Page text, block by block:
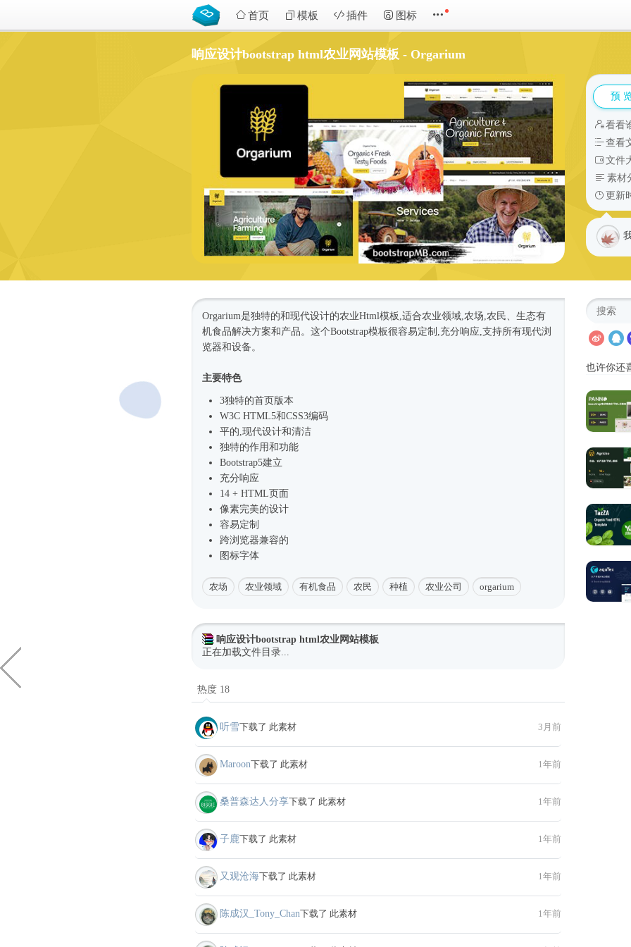
首页 模板 插件 图标
响应设计bootstrap html农业网站模板 - Orgarium
预
看看
查看
文件
素材
更新
Orgarium是独特的和现代设计的农业Html模板 ,适合农业领域,农场,农民、生态有
机食品解决方案和产品。这个Bootstrap模板很容易定制,充分响应,支持所有现代浏
览器和设备。
主要特色
3独特的首页版本
W3C HTML5和CSS3编码
平的,现代设计和清洁
独特的作用和功能
Bootstrap5建立
充分响应
14 + HTML页面
像素完美的设计
容易定制
跨浏览器兼容的
图标字体
农场 农业领域 有机食品 农民 种植 农业公司 orgarium
响应设计bootstrap html农业网站模板
正在加载文件目录...
热度 18
听雪下载了 此素材 3月前
Maroon下载了 此素材 1年前
桑普森达人分享下载了 此素材 1年前
子鹿下载了 此素材 1年前
又观沧海下载了 此素材 1年前
陈成汉_Tony_Chan下载了 此素材 1年前
也许你还